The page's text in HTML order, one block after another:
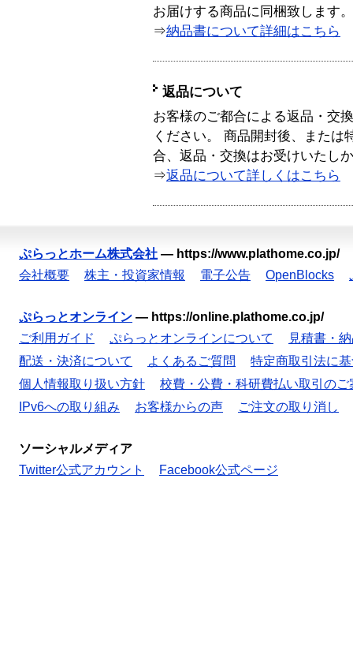
お届けする商品に同梱致します。
⇒納品書について詳細はこちら
返品について
お客様のご都合による返品・交
ください。 商品開封後、または
合、返品・交換はお受けいたし
⇒返品について詳しくはこちら
ぷらっとホーム株式会社 — https://www.plathome.co.jp/
会社概要
株主・投資家情報 電子公告 OpenBlocks
ぷらっとオンライン — https://online.plathome.co.jp/
ご利用ガイド
ぷらっとオンラインについて
見積書・
配送・決済について
よくあるご質問
特定商取引法に
個人情報取り扱い方針
校費・公費・科研費払い取引のご
IPv6への取り組み
お客様からの声 ご注文の取り消し
ソーシャルメディア
Twitter公式アカウント
Facebook公式ページ